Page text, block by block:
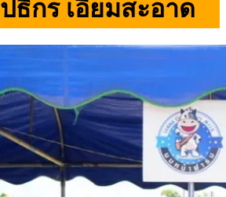
ปธิกร เอี่ยมสะอาด